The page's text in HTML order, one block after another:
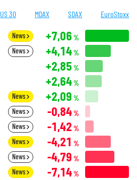
US 30 MDAX SDAX EuroStoxx
News +7,06 %
News +4,14%
+2,85 %
+2,64%
News +2,09 %
News -0,84%
News -1,42 %
News -4,21 %
News -4,79 %
News -7,14%